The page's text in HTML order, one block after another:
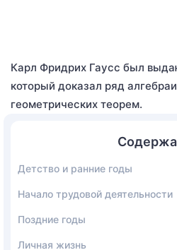
Карл Фридрих Гаусс был
который доказал ряд
геометрических теорем.
Детство и ранние годы
Начало трудовой деятельности
Поздние годы
Личная жизнь